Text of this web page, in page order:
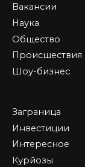
Вакансии
Наука
Общество
Происшествия
Шоу-бизнес
Заграница
Инвестиции
Интересное
Курйозы